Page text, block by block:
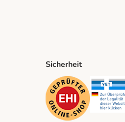
Sicherheit
Security